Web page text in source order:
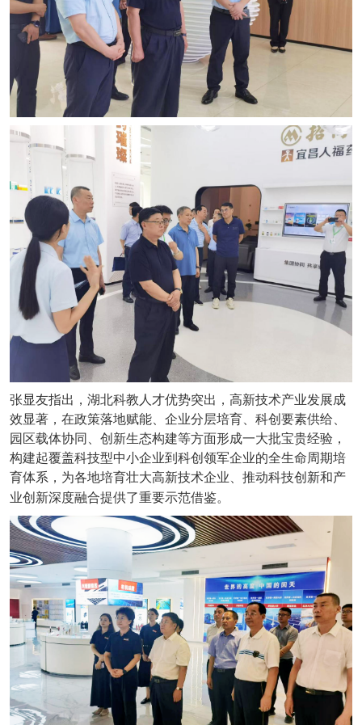
张显友指出，湖北科教人才优势突出，高新技术产业发展成
效显著，在政策落地赋能、企业分层培育、科创要素供给、
园区载体协同、创新生态构建等方面形成一大批宝贵经验，
构建起覆盖科技型中小企业到科创领军企业的全生命周期培
育体系，为各地培育壮大高新技术企业、推动科技创新和产
业创新深度融合提供了重要示范借鉴。